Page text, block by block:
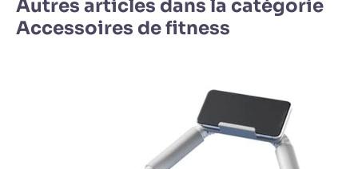
Autres articles dans la catégorie
Accessoires de fitness